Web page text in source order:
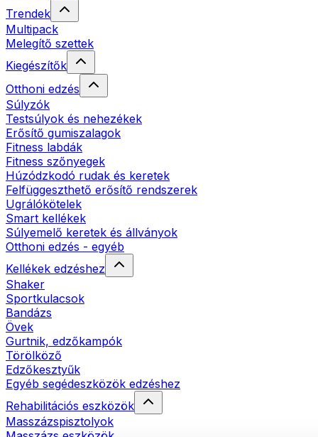
Trendek
Multipack
Melegítő szettek
Kiegészítők
Otthoni edzés
Súlyzók
Testsúlyok és nehezékek
Erősítő gumiszalagok
Fitness labdák
Fitness szőnyegek
Húzódzkodó rudak és keretek
Felfüggeszthető erősítő rendszerek
Ugrálókötelek
Smart kellékek
Súlyemelő keretek és állványok
Otthoni edzés - egyéb
Kellékek edzéshez
Shaker
Sportkulacsok
Bandázs
Övek
Gurtnik, edzőkampók
Törölköző
Edzőkesztyűk
Egyéb segédeszközök edzéshez
Rehabilitációs eszközök
Masszázspisztolyok